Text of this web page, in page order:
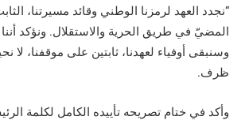
“نجدد العهد لرمزنا الوطني وقائد مسيرتنا،
المضيّ في طريق الحرية والاستقلال. ونؤكد أننا
وسنبقى أوفياء لعهدنا، ثابتين على موقفنا، لا
ظرف.
وأكد في ختام تصريحه تأييده الكامل لكلمة